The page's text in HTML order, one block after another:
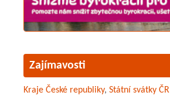
Zajímavosti
Kraje České republiky, Státní svátky ČR